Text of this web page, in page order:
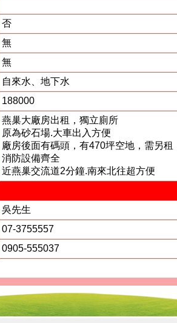
否
無
無
自來水、地下水
188000
燕巢大廠房出租，獨立廁所
原為砂石場.大車出入方便
廠房後面有碼頭，有470坪空地，需另租
消防設備齊全
近燕巢交流道2分鐘.南來北往超方便
吳先生
07-3755557
0905-555037